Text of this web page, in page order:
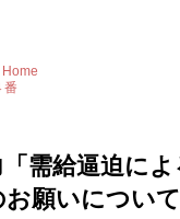
番
需給逼迫に
お願いについ